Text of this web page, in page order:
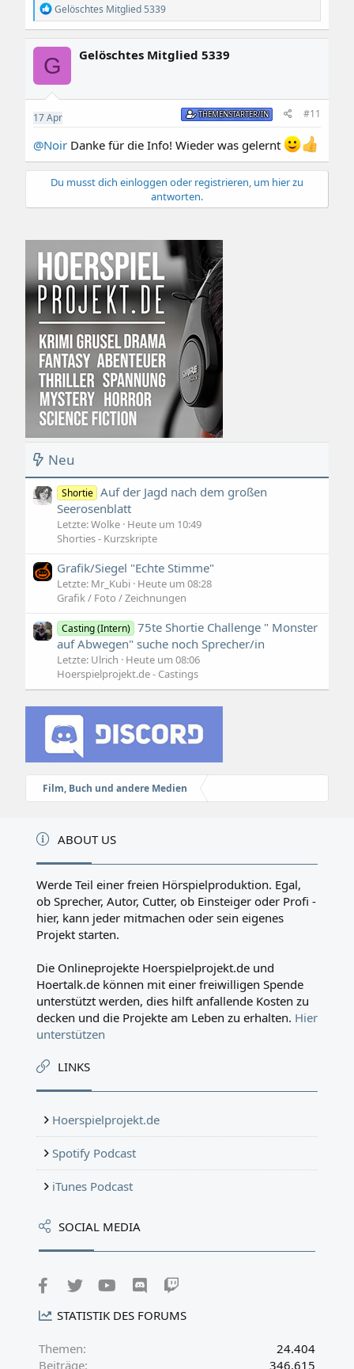
R
e
a
k
t
i
o
n
n
Gelöschtes Mitglied 5339
G Gelöschtes Mitglied 5339
17 Apr THEMENSTARTER/IN #11
@Noir Danke für die Info! Wieder was gelernt
Du musst dich einloggen oder registrieren, um hier zu
antworten.
Neu
Shortie Auf der Jagd nach dem großen
Seerosenblatt
Letzte: Wolke Heute um 10:49
Shorties - Kurzskripte
Grafik/Siegel "Echte Stimme"
Letzte: Mr_Kubi Heute um 08:28
Grafik / Foto / Zeichnungen
Casting (Intern) 75te Shortie Challenge " Monster
auf Abwegen" suche noch Sprecher/in
Letzte: Ulrich
Heute um 08:06
Hoerspielprojekt.de - Castings
Film, Buch und andere Medien
ABOUT US
Werde Teil einer freien Hörspielproduktion. Egal,
ob Sprecher, Autor, Cutter, ob Einsteiger oder Profi -
hier, kann jeder mitmachen oder sein eigenes
Projekt starten.
Die Onlineprojekte Hoerspielprojekt.de und
Hoertalk.de können mit einer freiwilligen Spende
unterstützt werden, dies hilft anfallende Kosten zu
decken und die Projekte am Leben zu erhalten. Hier
unterstützen
LINKS
Hoerspielprojekt.de
Spotify Podcast
iTunes Podcast
SOCIAL MEDIA
FacebookTwitter youtubeDiscord
STATISTIK DES FORUMS
Themen
24.404
Beiträge
346.615